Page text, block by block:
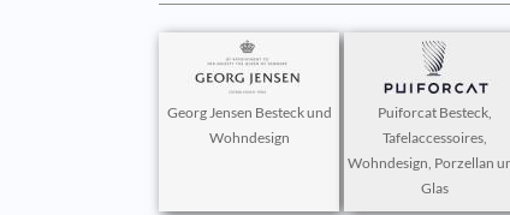
Georg Jensen Besteck und
Wohndesign
Puiforcat Besteck,
Tafelaccessoires,
Wohndesign, Porzellan
Glas